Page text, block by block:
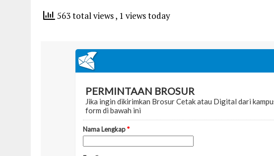
563 total views, 1 views today